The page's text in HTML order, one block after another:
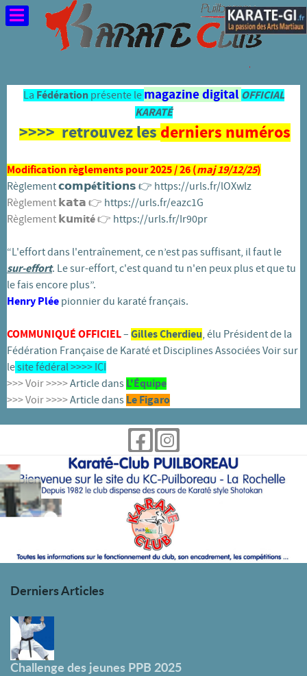
La Fédérationprésente le magazine digital OFFICIAL
KARATÉ
>>>> retrouvez lesderniers numéros
Modification règlements pour 2025 / 26 (maj 19/12/25)
Règlement𝗰𝗼𝗺𝗽é𝘁𝗶𝘁𝗶𝗼𝗻𝘀 👉️ https://urls.fr/lOXwlz
Règlement 𝗸𝗮𝘁𝗮 👉️ https://urls.fr/eazc1G
Règlement 𝗸𝘂mité👉️ https://urls.fr/Ir90pr
“L'effort dans l'entraînement, ce n’est pas suffisant, il faut le
sur-effort. Le sur-effort, c'est quand tu n'en peux plus et que tu
le fais encore plus”.
Henry Plée pionnier du karaté français.
COMMUNIQUÉ OFFICIEL– Gilles Cherdieu, élu Président de la
Fédération Française de Karaté et Disciplines Associées Voir sur
lesite fédéral >>>> ICI
>>> Voir >>>>Article dans L'Équipe
>>> Voir >>>>Article dans Le Figaro
Derniers Articles
Challenge des jeunes PPB 2025